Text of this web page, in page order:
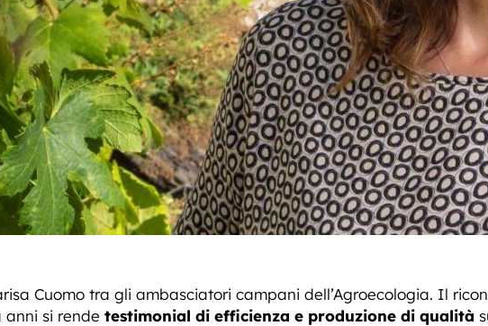
Cuomo tra gli ambasciatori campani dell’Agroecologia. Il
anni si rende testimonial di efficienza e produzione di qualità